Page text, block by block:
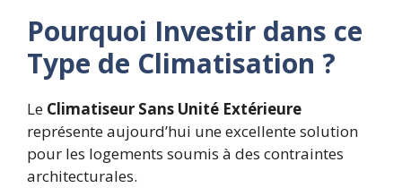
Pourquoi Investir dans ce
Type de Climatisation ?
Le Climatiseur Sans Unité Extérieure
représente aujourd’hui une excellente solution
pour les logements soumis à des contraintes
architecturales.